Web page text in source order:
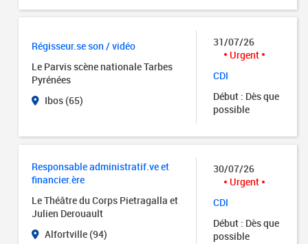
Régisseur.se son / vidéo
Le Parvis scène nationale Tarbes
Pyrénées
Ibos (65)
31/07/26
Urgent
CDI
Début : Dès que
possible
Responsable administratif.ve et
financier.ère
Le Théâtre du Corps Pietragalla et
Julien Derouault
Alfortville (94)
30/07/26
Urgent
CDI
Début : Dès que
possible